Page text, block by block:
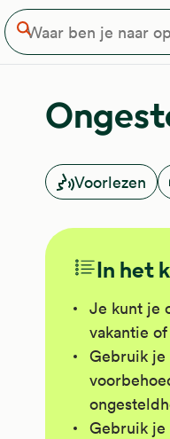
je naar op zoek?
Zoeken
Voorlezen
In het
Je kunt je
vakantie
Gebruik je
Gebruik je